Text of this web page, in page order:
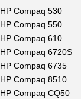
HP Compaq 530
HP Compaq 550
HP Compaq 610
HP Compaq 6720S
HP Compaq 6735
HP Compaq 8510
HP Compaq CQ50